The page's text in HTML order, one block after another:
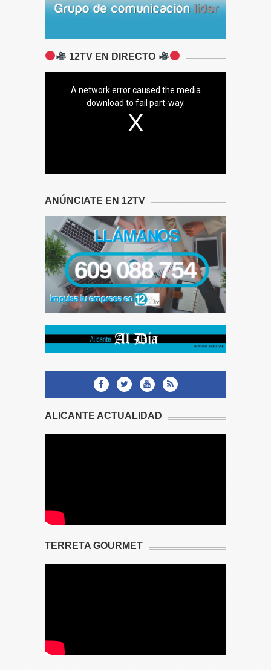
12TV EN DIRECTO
A network error caused the media
download to fail part-way.
ANÚNCIATE EN 12TV
ALICANTE ACTUALIDAD
TERRETA GOURMET